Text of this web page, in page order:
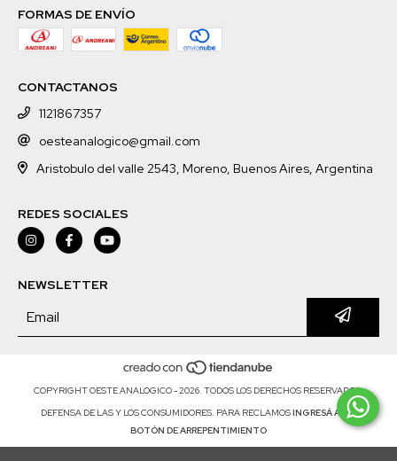
FORMAS DE ENVÍO
CONTACTANOS
1121867357
oesteanalogico@gmail.com
Aristobulo del valle 2543, Moreno, Buenos Aires, Argentina
REDES SOCIALES
NEWSLETTER
COPYRIGHT OESTE ANALOGICO - 2026. TODOS LOS DERECHOS RESERVADOS.
DEFENSA DE LAS Y LOS CONSUMIDORES. PARA RECLAMOSINGRESÁ ACÁ.
BOTÓN DE ARREPENTIMIENTO